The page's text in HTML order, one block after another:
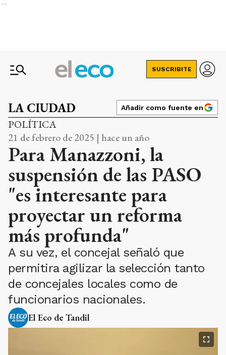
Ads
SUSCRIBITE
LA CIUDAD Añadir como fuente en
POLÍTICA
21 de febrero de 2025 | hace un año
Para Manazzoni, la
suspensión de las PASO
"es interesante para
proyectar un reforma
más profunda"
A su vez, el concejal señaló que
permitira agilizar la selección tanto
de concejales locales como de
funcionarios nacionales.
El Eco de Tandil